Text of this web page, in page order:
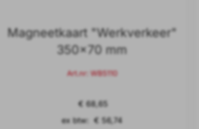
Magneetkaart "Werkverkeer"
350x70 mm
Art.nr: WB5110
€ 68,65
ex btw: € 56,74